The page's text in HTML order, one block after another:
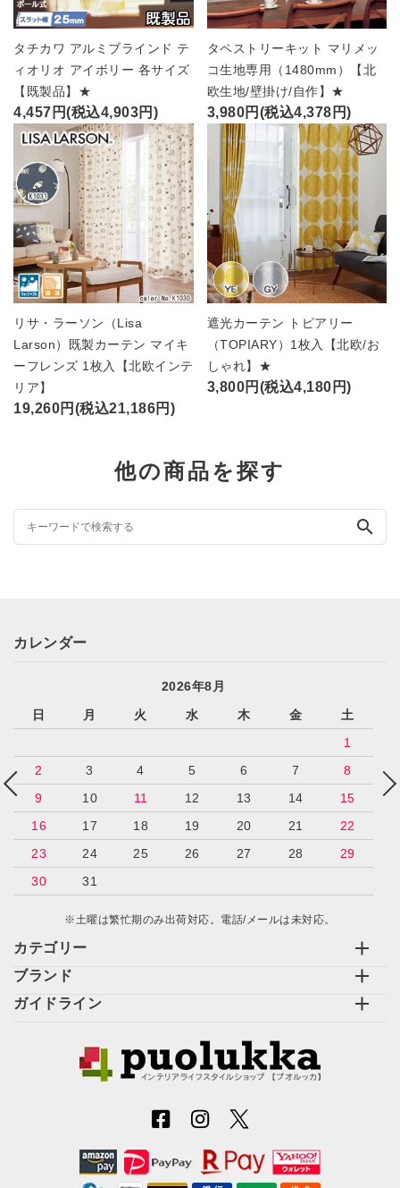
タチカワ アルミブラインド テ
ィオリオ アイボリー 各サイズ
【既製品】★
4,457円(税込4,903円)
タペストリーキット マリメッ
コ生地専用（1480mm）【北
欧生地/壁掛け/自作】★
3,980円(税込4,378円)
リサ・ラーソン（Lisa
Larson）既製カーテン マイキ
ーフレンズ 1枚入【北欧インテ
リア】
19,260円(税込21,186円)
遮光カーテン トピアリー
（TOPIARY）1枚入【北欧/お
しゃれ】★
3,800円(税込4,180円)
他の商品を探す
search
カテゴリー
ブランド
ガイドライン
カレンダー
2026年8月
日
月 火 水 木 金
土
1
2
3 4 5 6 7
8
9
10 11 12 13 14
15
16
17 18 19 20 21
22
23
24 25 26 27 28
29
30
31
※土曜は繁忙期のみ出荷対応。電話/メールは未対応。